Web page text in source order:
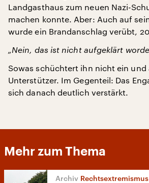
Landgasthaus zum neuen Nazi-
machen konnte. Aber: Auch auf
wurde ein Brandanschlag verübt,
„Nein, das ist nicht aufgeklärt
Sowas schüchtert ihn nicht ein und
Unterstützer. Im Gegenteil: Das
sich danach deutlich verstärkt.
Mehr zum Thema
Rechtsextremismus